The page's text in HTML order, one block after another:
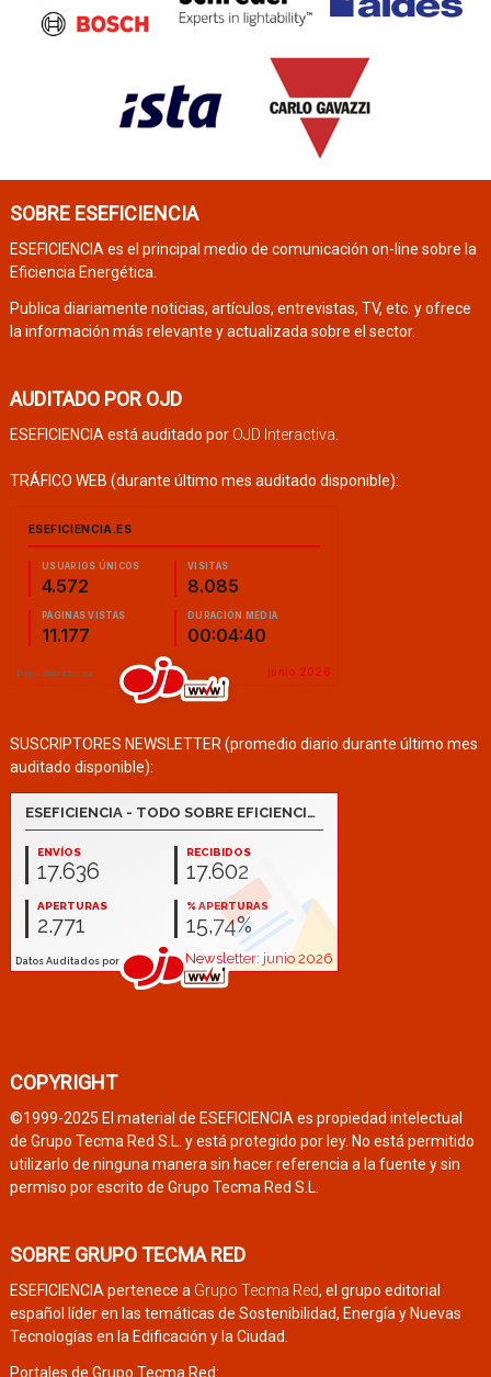
SOBRE ESEFICIENCIA
ESEFICIENCIA es el principal medio de comunicación on-line sobre la
Eficiencia Energética.
Publica diariamente noticias, artículos, entrevistas, TV, etc. y ofrece
la información más relevante y actualizada sobre el sector.
AUDITADO POR OJD
ESEFICIENCIA está auditado por OJD Interactiva
TRÁFICO WEB (durante último mes auditado disponible):
SUSCRIPTORES NEWSLETTER (promedio diario durante último mes
auditado disponible):
COPYRIGHT
©1999-2025 El material de ESEFICIENCIA es propiedad intelectual
de Grupo Tecma Red S.L. y está protegido por ley. No está permitido
utilizarlo de ninguna manera sin hacer referencia a la fuente y sin
permiso por escrito de Grupo Tecma Red S.L.
SOBRE GRUPO TECMA RED
ESEFICIENCIA pertenece a Grupo Tecma Red, el grupo editorial
español líder en las temáticas de Sostenibilidad, Energía y Nuevas
Tecnologías en la Edificación y la Ciudad.
Portales de Grupo Tecma Red: